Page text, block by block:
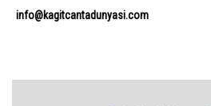
info@kagitcantadunyasi.com